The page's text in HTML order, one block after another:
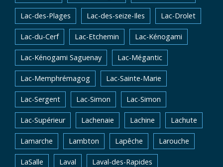
Lac-des-Plages Lac-des-seize-Iles Lac-Drolet
Lac-du-Cerf Lac-Etchemin Lac-Kénogami
Lac-Kénogami Saguenay Lac-Mégantic
Lac-Memphrémagog Lac-Sainte-Marie
Lac-Sergent Lac-Simon Lac-Simon
Lac-Supérieur Lachenaie Lachine Lachute
Lamarche Lambton Lapêche Larouche
LaSalle Laval Laval-des-Rapides